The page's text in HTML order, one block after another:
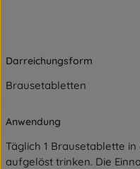
Darreichungsform
Brausetabletten
Anwendung
Täglich 1 Brausetablette
aufgelöst trinken. Die